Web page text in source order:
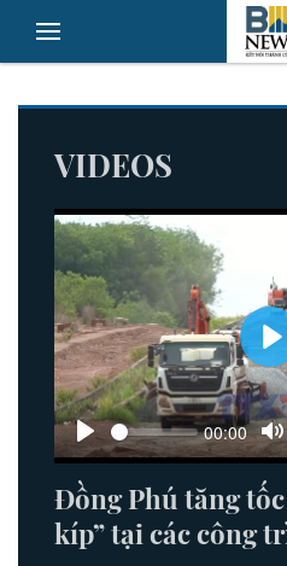
VIDEOS
Play
Seek 00:00
Đồng Phú tăng tốc
kíp” tại các công